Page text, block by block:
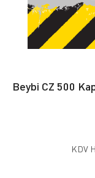
Beybi CZ 500
KDV